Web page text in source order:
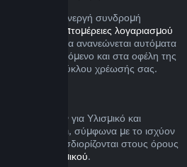
μια ενεργή συνδρομή
λεπτομέρειες λογαριασμού
σας δε θα ανανεώνεται αυτόματα
στο περιεχόμενο και στα οφέλη της
τρέχοντος κύκλου χρέωσής σας.
χρημάτων για Υλισμικό και
μέσω Steam, σύμφωνα με το ισχύον
που προσδιορίζονται στους όρους
Υλισμικού.